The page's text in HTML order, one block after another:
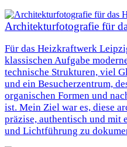
Architekturfotografie für
Für das Heizkraftwerk
klassischen Aufgabe
technische Strukturen, viel
und ein Besucherzentrum,
organischen Formen und
ist. Mein Ziel war es, diese
präzise, authentisch und mit
und Lichtführung zu